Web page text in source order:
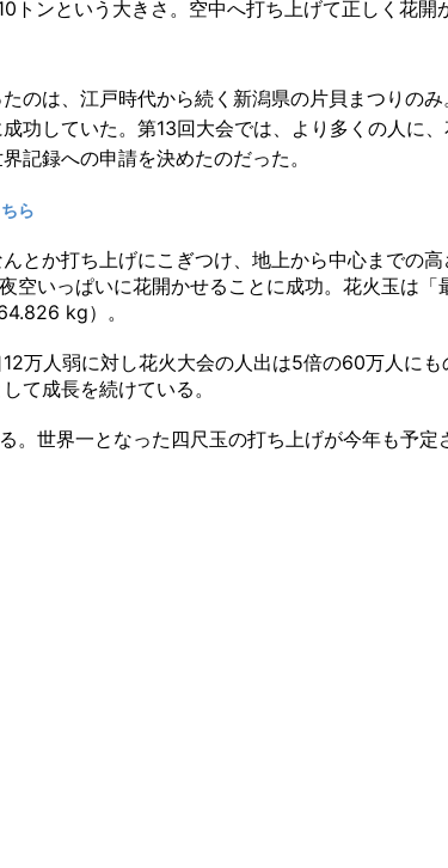
トンという大きさ。空中へ打ち上げて正しく花開
のは、江戸時代から続く新潟県の片貝まつりの
功していた。第13回大会では、より多くの人に
記録への申請を決めたのだった。
ら
とか打ち上げにこぎつけ、地上から中心までの
空いっぱいに花開かせることに成功。花火玉は「
kg）。
万人弱に対し花火大会の人出は5倍の60万人にも
て成長を続けている。
世界一となった四尺玉の打ち上げが今年も予定